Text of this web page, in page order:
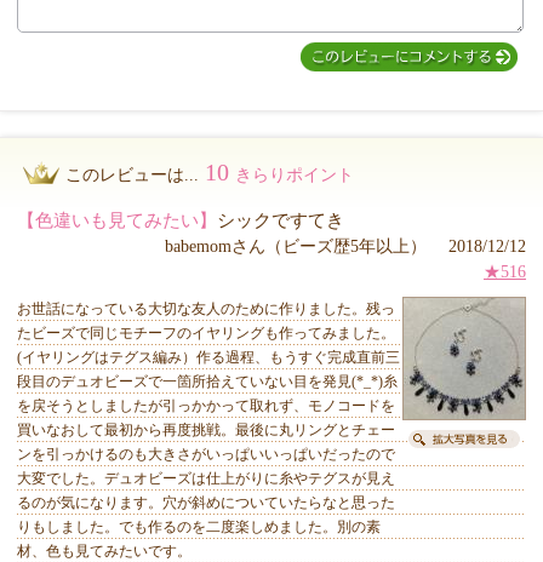
このレビューは... 10 きらりポイント
【色違いも見てみたい】 シックですてき
babemomさん（ビーズ歴5年以上） 2018/12/12
★516
お世話になっている大切な友人のために作りました。残っ
たビーズで同じモチーフのイヤリングも作ってみました。
(イヤリングはテグス編み）作る過程、もうすぐ完成直前三
段目のデュオビーズで一箇所拾えていない目を発見(*_*)糸
を戻そうとしましたが引っかかって取れず、モノコードを
買いなおして最初から再度挑戦。最後に丸リングとチェー
ンを引っかけるのも大きさがいっぱいいっぱいだったので
大変でした。デュオビーズは仕上がりに糸やテグスが見え
るのが気になります。穴が斜めについていたらなと思った
りもしました。でも作るのを二度楽しめました。別の素
材、色も見てみたいです。